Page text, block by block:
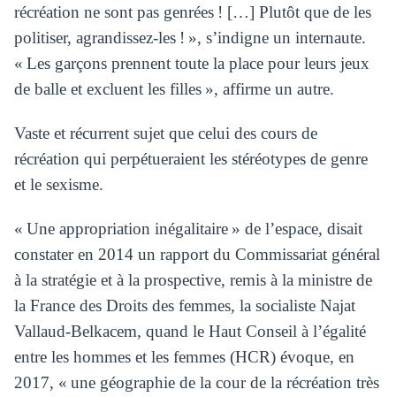
récréation ne sont pas genrées ! […] Plutôt que de les
politiser, agrandissez-les ! », s’indigne un internaute.
« Les garçons prennent toute la place pour leurs jeux
de balle et excluent les filles », affirme un autre.
Vaste et récurrent sujet que celui des cours de
récréation qui perpétueraient les stéréotypes de genre
et le sexisme.
« Une appropriation inégalitaire » de l’espace, disait
constater en 2014 un rapport du Commissariat général
à la stratégie et à la prospective, remis à la ministre de
la France des Droits des femmes, la socialiste Najat
Vallaud-Belkacem, quand le Haut Conseil à l’égalité
entre les hommes et les femmes (HCR) évoque, en
2017, « une géographie de la cour de la récréation très